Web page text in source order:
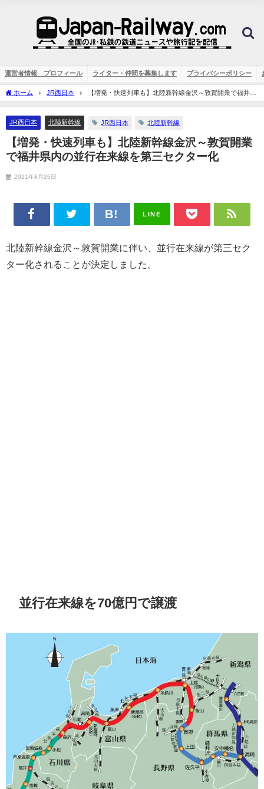
運営者情報 プロフィール ライター・仲間を募集します プライバシーポリシー
ホーム JR西日本
【増発・快速列車も】北陸新幹線金沢～敦賀開業で福井県
内の並行在来線を第三セクター化
JR西日本 北陸新幹線 JR西日本 北陸新幹線
【増発・快速列車も】北陸新幹線金沢～敦賀開業
で福井県内の並行在来線を第三セクター化
2021年8月26日
LINE
北陸新幹線金沢～敦賀開業に伴い、並行在来線が第三セク
ター化されることが決定しました。
並行在来線を70億円で譲渡